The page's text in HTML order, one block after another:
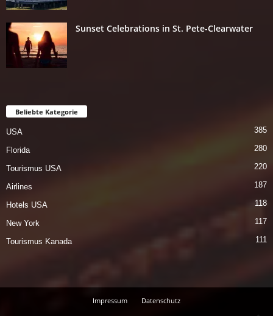
Sunset Celebrations in St. Pete-Clearwater
Beliebte Kategorie
USA 385
Florida 280
Tourismus USA 220
Airlines 187
Hotels USA 118
New York 117
Tourismus Kanada 111
Impressum Datenschutz